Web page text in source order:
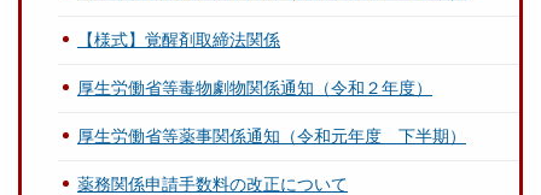
【様式】覚醒剤取締法関係
厚生労働省等毒物劇物関係通知（令和２年度）
厚生労働省等薬事関係通知（令和元年度 下半期）
薬務関係申請手数料の改正について